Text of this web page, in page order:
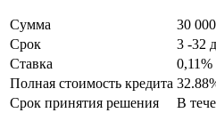
Сумма
30
Срок
3 -32
Ставка
0,11%
Полная стоимость кредита
Срок принятия решения
В